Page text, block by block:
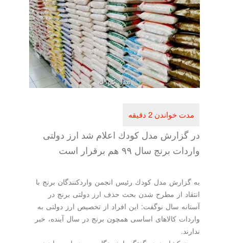
در گزارش مدل كودك اعلام شد ارز دولتی
واردات برنج سال ۹۹ هم برقرار است
به گزارش مدل كودك رئیس انجمن واردكنندگان برنج با
انتقاد از مطرح شدن بحث حذف ارز دولتی برنج در
آستانه سال نوگفت: این افراد از تخصیص ارز دولتی به
واردات كالاهای اساسی همچون برنج در سال آینده، خبر